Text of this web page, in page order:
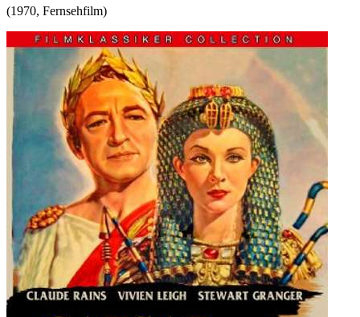
(1970, Fernsehfilm)